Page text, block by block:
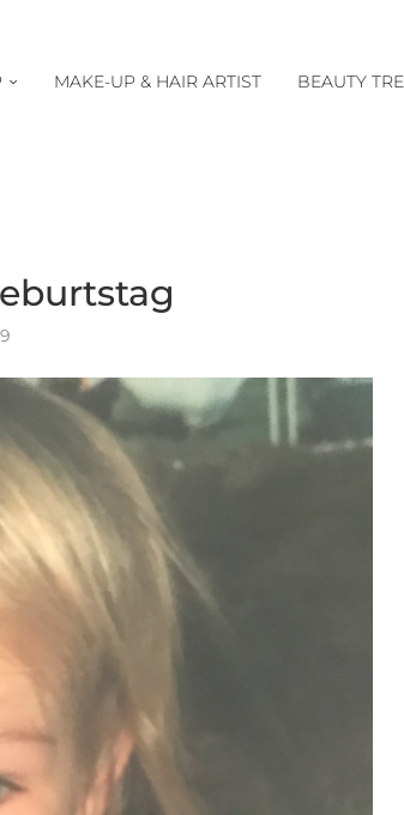
MAKE-UP & HAIR ARTIST BEAUTY